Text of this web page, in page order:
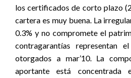
los certificados de corto plazo
cartera es muy buena. La
0.3% y no compromete el
contragarantías representan
otorgados a mar’10. La
aportante está